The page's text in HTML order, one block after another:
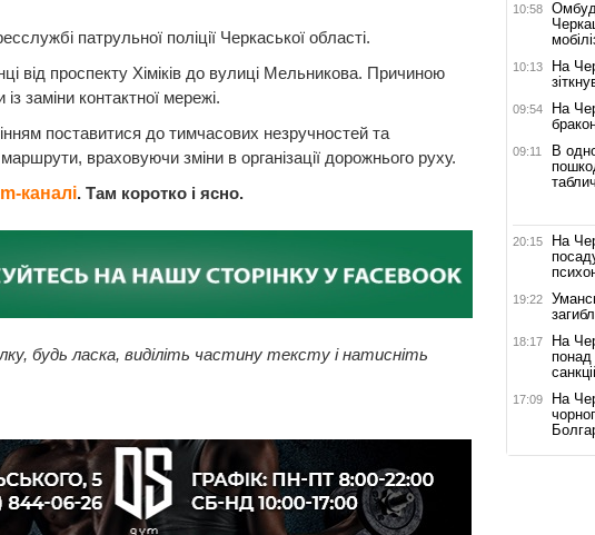
патрульної поліції Черкаської області.
від проспекту Хіміків до вулиці Мельникова. Причиною
заміни контактної мережі.
поставитися до тимчасових незручностей та
враховуючи зміни в організації дорожнього руху.
каналі. Там коротко і ясно.
будь ласка, виділіть частину тексту і натисніть
10:58
10:13
На
09:54
На
09:11
В
20:15
На
19:22
18:17
На
понад
17:09
На